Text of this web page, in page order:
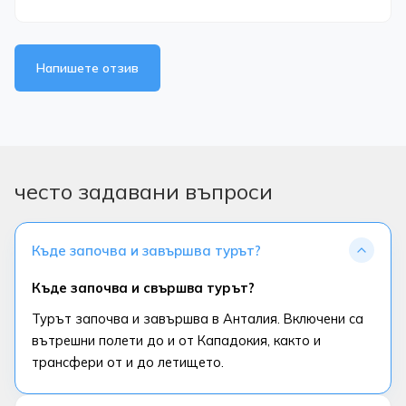
Напишете отзив
често задавани въпроси
Къде започва и завършва турът?
Къде започва и свършва турът?
Турът започва и завършва в Анталия. Включени са
вътрешни полети до и от Кападокия, както и
трансфери от и до летището.